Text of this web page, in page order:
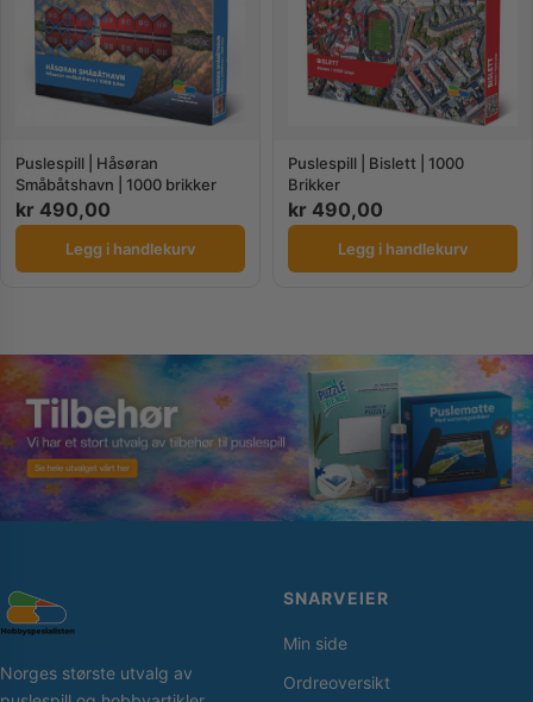
Puslespill | Håsøran
Småbåtshavn | 1000 brikker
kr 490,00
Legg i handlekurv
Puslespill | Bislett | 1000
Brikker
kr 490,00
Legg i handlekurv
Norges største utvalg av
SNARVEIER
Min side
Ordreoversikt